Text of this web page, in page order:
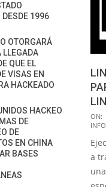
04-
19
ON:
a
DESDE 1996
OTORGARÁ
LLEGADA
QUE EL
VISAS EN
HACKEADO
HACKEO
DE
DE
EN CHINA
BASES